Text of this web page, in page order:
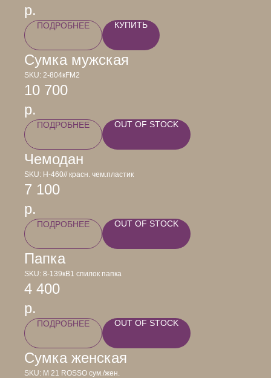
р.
ПОДРОБНЕЕ КУПИТЬ
Сумка мужская
SKU: 2-804кFM2
10 700
р.
ПОДРОБНЕЕ OUT OF STOCK
Чемодан
SKU: Н-460// красн. чем.пластик
7 100
р.
ПОДРОБНЕЕ OUT OF STOCK
Папка
SKU: 8-139кB1 спилок папка
4 400
р.
ПОДРОБНЕЕ OUT OF STOCK
Сумка женская
SKU: М 21 ROSSO сум./жен.